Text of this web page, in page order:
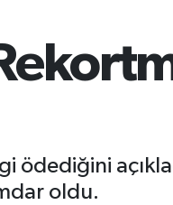
ödediğini
oldu.